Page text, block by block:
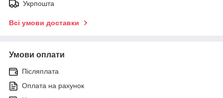
Укрпошта
Всі умови доставки
Умови оплати
Післяплата
Оплата на рахунок